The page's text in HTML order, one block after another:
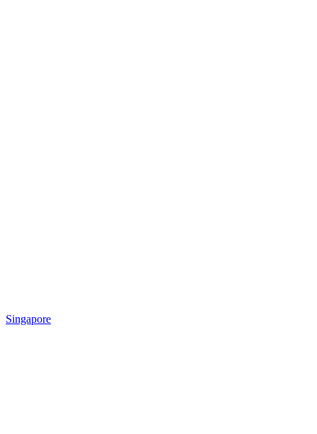
Singapore